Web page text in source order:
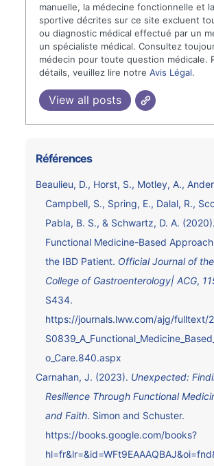
manuelle, la médecine fonctionnelle et
sportive décrites sur ce site excluent
ou diagnostic médical effectué par un
un spécialiste médical. Consultez
médecin pour toute question médicale.
détails, veuillez lire notreAvis Légal.
View all posts
Références
Beaulieu, D., Horst, S., Motley, A.,
Campbell, S., Spring, E., Dalal, R.,
Pabla, B. S., & Schwartz, D. A.
Functional Medicine-Based
the IBD Patient. Official Journal of
College of Gastroenterology| ACG,
S434.
https://journals.lww.com/ajg/fulltext/
o_Care.840.aspx
Carnahan, J. (2023). Unexpected:
Resilience Through Functional
and Faith. Simon and Schuster.
https://books.google.com/books?